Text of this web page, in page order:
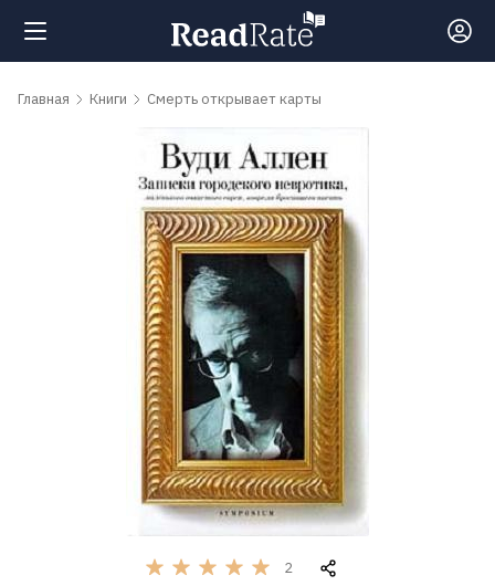
Поиск
обсуждаемые
Главная Книги Смерть открывает карты
2